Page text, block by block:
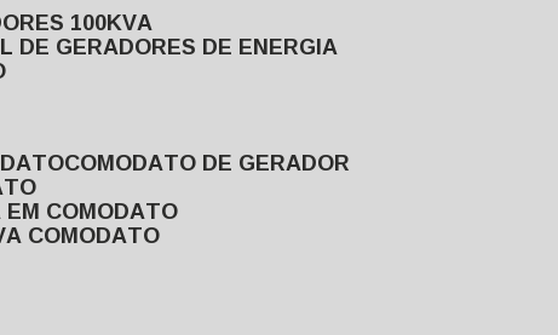
100KVA
DE GERADORES DE ENERGIA
COMODATO DE GERADOR
EM COMODATO
COMODATO